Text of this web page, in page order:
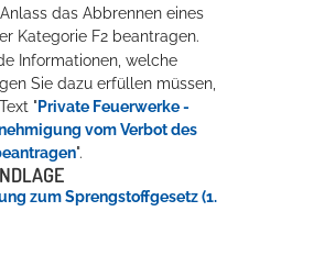
das Abbrennen eines
Kategorie F2 beantragen.
Informationen, welche
Sie dazu erfüllen müssen,
"Private Feuerwerke -
vom Verbot des
".
zum Sprengstoffgesetz (1.